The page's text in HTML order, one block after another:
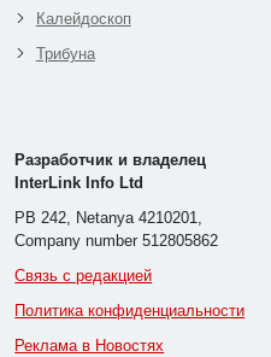
Калейдоскоп
Трибуна
Разработчик и владелец
InterLink Info Ltd
PB 242, Netanya 4210201,
Company number 512805862
Связь с редакцией
Политика конфиденциальности
Реклама в Новостях